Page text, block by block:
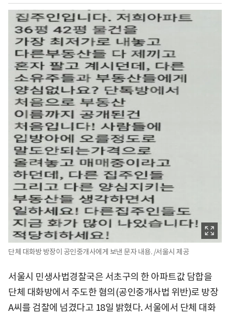
단체 대화방 방장이 공인중개사에게 보낸 문자 내용. /서울시 제공
서울시 민생사법경찰국은 서초구의 한 아파트값 담합을
단체 대화방에서 주도한 혐의(공인중개사법 위반)로 방장
A씨를 검찰에 넘겼다고 18일 밝혔다. 서울에서 단체 대화